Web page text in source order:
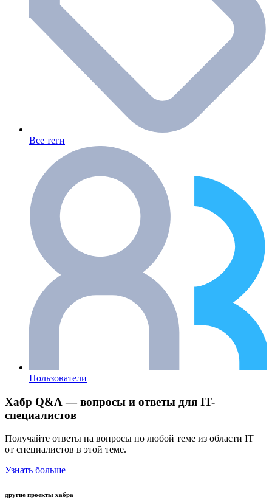
Все теги
Пользователи
Хабр Q&A — вопросы и ответы для IT-
специалистов
Получайте ответы на вопросы по любой теме из области IT
от специалистов в этой теме.
Узнать больше
другие проекты хабра